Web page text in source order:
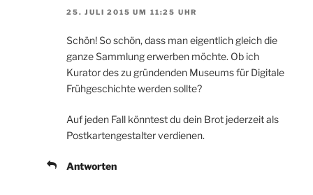
25. JULI 2015 UM 11:25 UHR
Schön! So schön, dass man eigentlich gleich die
ganze Sammlung erwerben möchte. Ob ich
Kurator des zu gründenden Museums für Digitale
Frühgeschichte werden sollte?
Auf jeden Fall könntest du dein Brot jederzeit als
Postkartengestalter verdienen.
Antworten